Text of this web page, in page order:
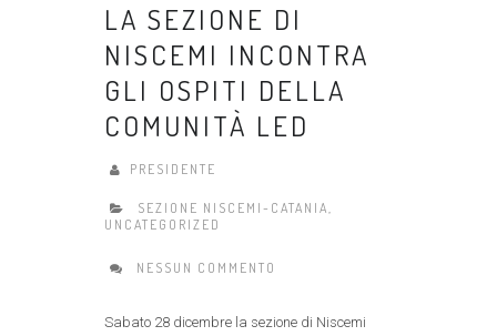
LA SEZIONE DI
NISCEMI INCONTRA
GLI OSPITI DELLA
COMUNITÀ LED
PRESIDENTE
SEZIONE NISCEMI-CATANIA,
UNCATEGORIZED
NESSUN COMMENTO
Sabato 28 dicembre la sezione di Niscemi